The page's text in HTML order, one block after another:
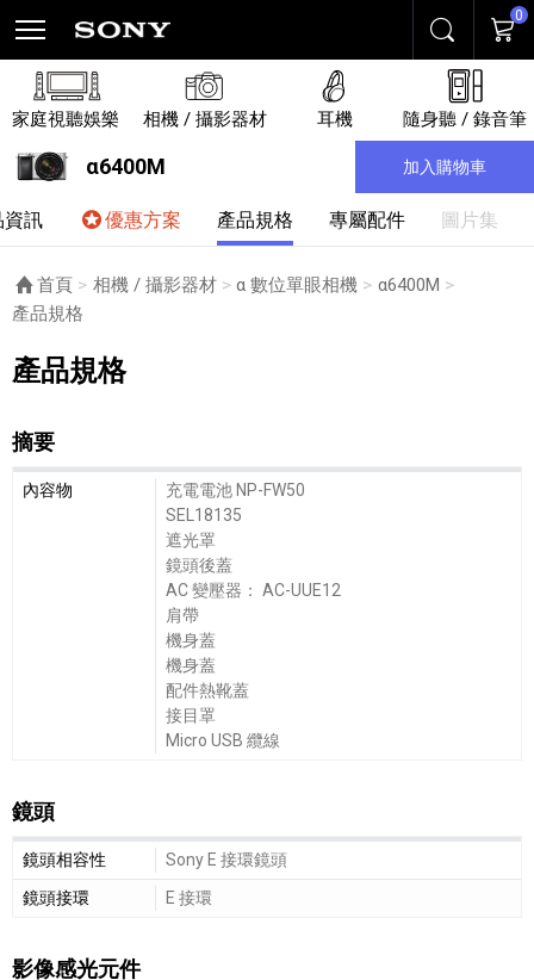
搜尋 購物
0
家庭視聽娛樂 相機 / 攝影器材 耳機 隨身聽 / 錄音筆
α6400M 加入購物車
資訊 優惠方案 產品規格 專屬配件 圖片集
首頁 相機 / 攝影器材 α 數位單眼相機
α6400M
目前頁面：
產品規格
產品規格
摘要
摘要細節敘述
內容物
充電電池 NP-FW50
SEL18135
遮光罩
鏡頭後蓋
AC 變壓器： AC-UUE12
肩帶
機身蓋
機身蓋
配件熱靴蓋
接目罩
Micro USB 纜線
鏡頭
鏡頭細節敘述
鏡頭相容性
Sony E 接環鏡頭
鏡頭接環
E 接環
影像感光元件